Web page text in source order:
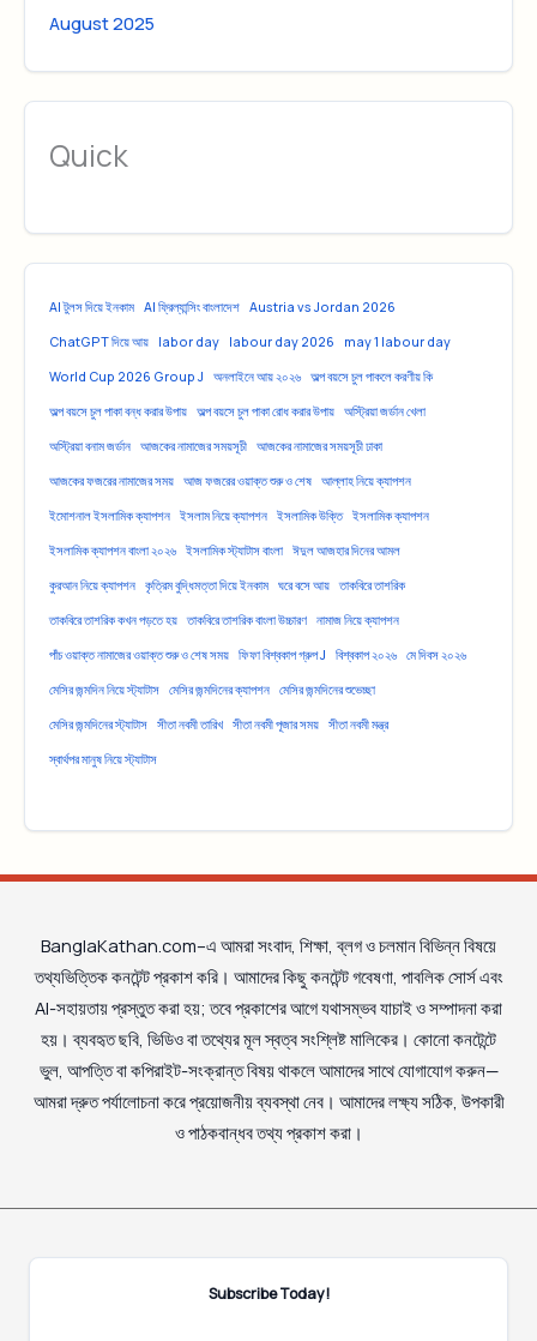
August 2025
Quick
AI টুলস দিয়ে ইনকাম AI ফ্রিল্যান্সিং বাংলাদেশ Austria vs Jordan 2026
ChatGPT দিয়ে আয় labor day labour day 2026 may 1 labour day
World Cup 2026 Group J অনলাইনে আয় ২০২৬ অল্প বয়সে চুল পাকলে করণীয় কি
অল্প বয়সে চুল পাকা বন্ধ করার উপায় অল্প বয়সে চুল পাকা রোধ করার উপায় অস্ট্রিয়া জর্ডান খেলা
অস্ট্রিয়া বনাম জর্ডান আজকের নামাজের সময়সূচী আজকের নামাজের সময়সূচী ঢাকা
আজকের ফজরের নামাজের সময় আজ ফজরের ওয়াক্ত শুরু ও শেষ আল্লাহ নিয়ে ক্যাপশন
ইমোশনাল ইসলামিক ক্যাপশন ইসলাম নিয়ে ক্যাপশন ইসলামিক উক্তি ইসলামিক ক্যাপশন
ইসলামিক ক্যাপশন বাংলা ২০২৬ ইসলামিক স্ট্যাটাস বাংলা ঈদুল আজহার দিনের আমল
কুরআন নিয়ে ক্যাপশন কৃত্রিম বুদ্ধিমত্তা দিয়ে ইনকাম ঘরে বসে আয় তাকবিরে তাশরিক
তাকবিরে তাশরিক কখন পড়তে হয় তাকবিরে তাশরিক বাংলা উচ্চারণ নামাজ নিয়ে ক্যাপশন
পাঁচ ওয়াক্ত নামাজের ওয়াক্ত শুরু ও শেষ সময় ফিফা বিশ্বকাপ গ্রুপ J বিশ্বকাপ ২০২৬ মে দিবস ২০২৬
মেসির জন্মদিন নিয়ে স্ট্যাটাস মেসির জন্মদিনের ক্যাপশন মেসির জন্মদিনের শুভেচ্ছা
মেসির জন্মদিনের স্ট্যাটাস সীতা নবমী তারিখ সীতা নবমী পূজার সময় সীতা নবমী মন্ত্র
স্বার্থপর মানুষ নিয়ে স্ট্যাটাস
BanglaKathan.com–এ আমরা সংবাদ, শিক্ষা, ব্লগ ও চলমান বিভিন্ন বিষয়ে
তথ্যভিত্তিক কনটেন্ট প্রকাশ করি। আমাদের কিছু কনটেন্ট গবেষণা, পাবলিক সোর্স এবং
AI-সহায়তায় প্রস্তুত করা হয়; তবে প্রকাশের আগে যথাসম্ভব যাচাই ও সম্পাদনা করা
হয়। ব্যবহৃত ছবি, ভিডিও বা তথ্যের মূল স্বত্ব সংশ্লিষ্ট মালিকের। কোনো কনটেন্টে
ভুল, আপত্তি বা কপিরাইট-সংক্রান্ত বিষয় থাকলে আমাদের সাথে যোগাযোগ করুন—
আমরা দ্রুত পর্যালোচনা করে প্রয়োজনীয় ব্যবস্থা নেব। আমাদের লক্ষ্য সঠিক, উপকারী
ও পাঠকবান্ধব তথ্য প্রকাশ করা।
Subscribe Today!